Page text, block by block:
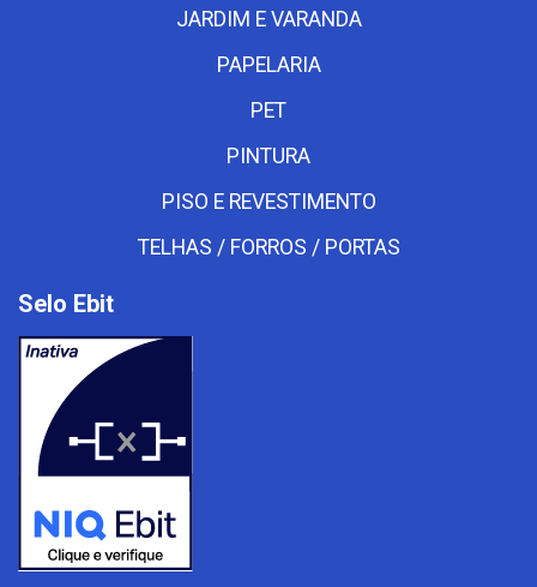
JARDIM E VARANDA
PAPELARIA
PET
PINTURA
PISO E REVESTIMENTO
TELHAS / FORROS / PORTAS
Selo Ebit